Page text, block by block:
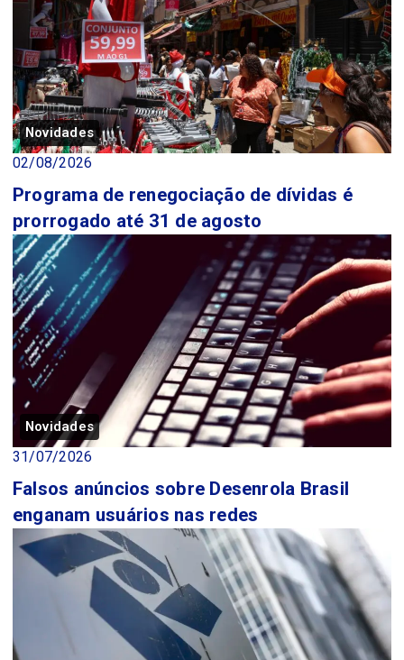
Novidades
02/08/2026
Programa de renegociação de dívidas é
prorrogado até 31 de agosto
Novidades
31/07/2026
Falsos anúncios sobre Desenrola Brasil
enganam usuários nas redes